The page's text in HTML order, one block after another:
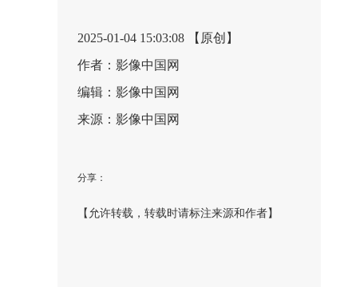
2025-01-04 15:03:08 【原创】
作者：影像中国网
编辑：影像中国网
来源：影像中国网
分享：
【允许转载，转载时请标注来源和作者】